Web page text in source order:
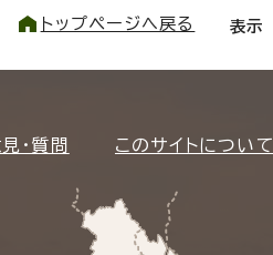
トップページへ戻る 表示
・質問 このサイトについて